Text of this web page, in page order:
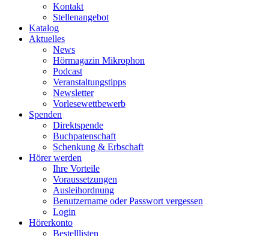
Kontakt
Stellenangebot
Katalog
Aktuelles
News
Hörmagazin Mikrophon
Podcast
Veranstaltungstipps
Newsletter
Vorlesewettbewerb
Spenden
Direktspende
Buchpatenschaft
Schenkung & Erbschaft
Hörer werden
Ihre Vorteile
Voraussetzungen
Ausleihordnung
Benutzername oder Passwort vergessen
Login
Hörerkonto
Bestelllisten